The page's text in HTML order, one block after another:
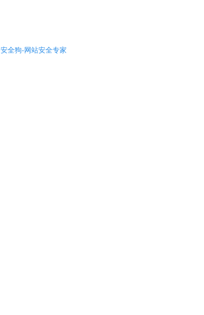
安全狗-网站安全专家